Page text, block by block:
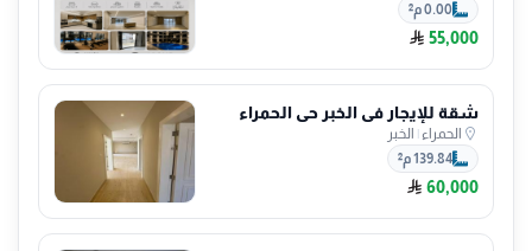
0.00 م²
55,000
شقة للإيجار في الخبر حي الحمراء
الحمراء | الخبر
139.84 م²
60,000